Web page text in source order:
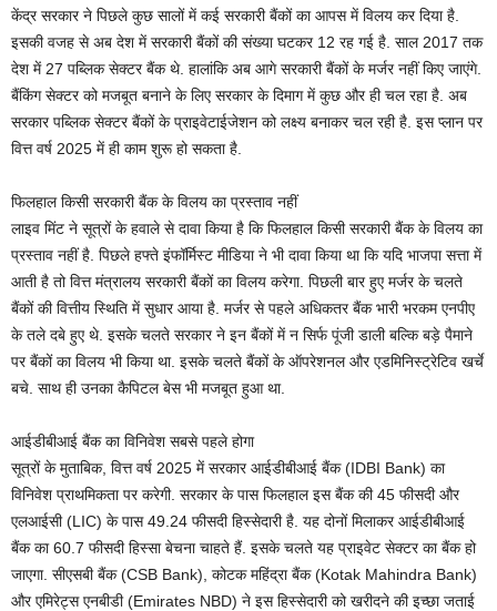
केंद्र सरकार ने पिछले कुछ सालों में कई सरकारी बैंकों का आपस में विलय कर दिया है.
इसकी वजह से अब देश में सरकारी बैंकों की संख्या घटकर 12 रह गई है. साल 2017 तक
देश में 27 पब्लिक सेक्टर बैंक थे. हालांकि अब आगे सरकारी बैंकों के मर्जर नहीं किए जाएंगे.
बैंकिंग सेक्टर को मजबूत बनाने के लिए सरकार के दिमाग में कुछ और ही चल रहा है. अब
सरकार पब्लिक सेक्टर बैंकों के प्राइवेटाईजेशन को लक्ष्य बनाकर चल रही है. इस प्लान पर
वित्त वर्ष 2025 में ही काम शुरू हो सकता है.
फिलहाल किसी सरकारी बैंक के विलय का प्रस्ताव नहीं
लाइव मिंट ने सूत्रों के हवाले से दावा किया है कि फिलहाल किसी सरकारी बैंक के विलय का
प्रस्ताव नहीं है. पिछले हफ्ते इंफॉर्मिस्ट मीडिया ने भी दावा किया था कि यदि भाजपा सत्ता में
आती है तो वित्त मंत्रालय सरकारी बैंकों का विलय करेगा. पिछली बार हुए मर्जर के चलते
बैंकों की वित्तीय स्थिति में सुधार आया है. मर्जर से पहले अधिकतर बैंक भारी भरकम एनपीए
के तले दबे हुए थे. इसके चलते सरकार ने इन बैंकों में न सिर्फ पूंजी डाली बल्कि बड़े पैमाने
पर बैंकों का विलय भी किया था. इसके चलते बैंकों के ऑपरेशनल और एडमिनिस्ट्रेटिव खर्चे
बचे. साथ ही उनका कैपिटल बेस भी मजबूत हुआ था.
आईडीबीआई बैंक का विनिवेश सबसे पहले होगा
सूत्रों के मुताबिक, वित्त वर्ष 2025 में सरकार आईडीबीआई बैंक (IDBI Bank) का
विनिवेश प्राथमिकता पर करेगी. सरकार के पास फिलहाल इस बैंक की 45 फीसदी और
एलआईसी (LIC) के पास 49.24 फीसदी हिस्सेदारी है. यह दोनों मिलाकर आईडीबीआई
बैंक का 60.7 फीसदी हिस्सा बेचना चाहते हैं. इसके चलते यह प्राइवेट सेक्टर का बैंक हो
जाएगा. सीएसबी बैंक (CSB Bank), कोटक महिंद्रा बैंक (Kotak Mahindra Bank)
और एमिरेट्स एनबीडी (Emirates NBD) ने इस हिस्सेदारी को खरीदने की इच्छा जताई